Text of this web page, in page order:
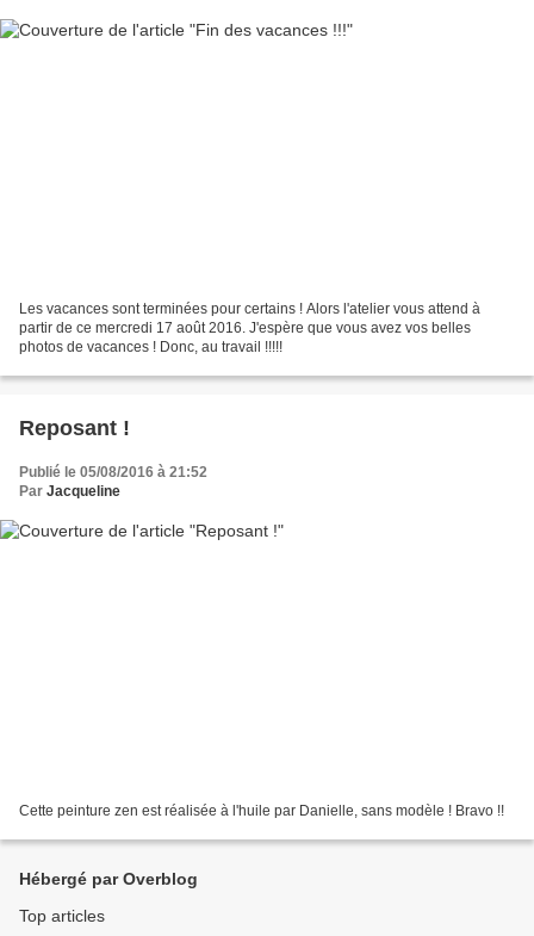
Les vacances sont terminées pour certains ! Alors l'atelier vous attend à
partir de ce mercredi 17 août 2016. J'espère que vous avez vos belles
photos de vacances ! Donc, au travail !!!!!
Reposant !
Publié le 05/08/2016 à 21:52
Par Jacqueline
Cette peinture zen est réalisée à l'huile par Danielle, sans modèle ! Bravo !!
Hébergé par Overblog
Top articles